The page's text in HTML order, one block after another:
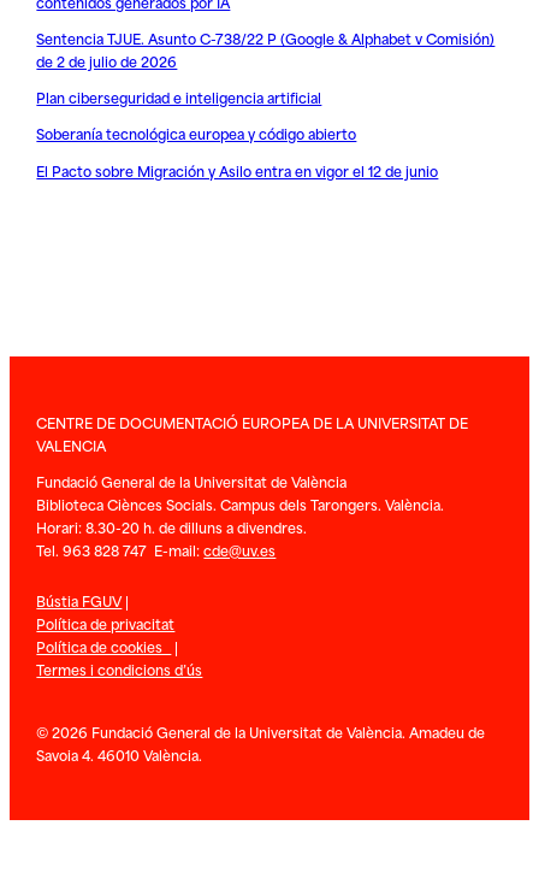
Sentencia TJUE. Asunto C-738/22 P (Google & Alphabet v Comisión)
de 2 de julio de 2026
Plan ciberseguridad e inteligencia artificial
Soberanía tecnológica europea y código abierto
El Pacto sobre Migración y Asilo entra en vigor el 12 de junio
CENTRE DE DOCUMENTACIÓ EUROPEA DE LA UNIVERSITAT DE
VALENCIA
Fundació General de la Universitat de València
Biblioteca Ciènces Socials. Campus dels Tarongers. València.
Horari: 8.30-20 h. de dilluns a divendres.
Tel. 963 828 747 E-mail:cde@uv.es
Bústia FGUV|
Política de privacitat
Política de cookies |
Termes i condicions d’ús
© 2026 Fundació General de la Universitat de València. Amadeu de
Savoia 4. 46010 València.